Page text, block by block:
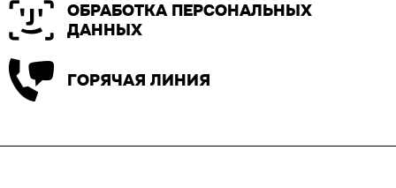
ОБРАБОТКА ПЕРСОНАЛЬНЫХ
ДАННЫХ
ГОРЯЧАЯ ЛИНИЯ